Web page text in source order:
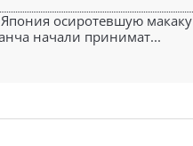
осиротевшую макаку
начали принимат...